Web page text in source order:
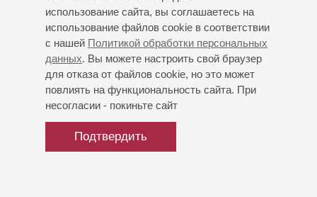
использование сайта, вы соглашаетесь на
использование файлов cookie в соответствии
с нашей Политикой обработки персональных
данных. Вы можете настроить свой браузер
для отказа от файлов cookie, но это может
повлиять на функциональность сайта. При
несогласии - покиньте сайт
Подтвердить
Капелле Санкт-Петербурга. Выступала в качестве
солистки с симфоническими оркестрами и
гастролировала в России и странах Европы.
Приглашенная солистка камерного ансамбля OPUS 62
(Франция), художественный руководитель и солистка
ансамбля "VivaMuse".